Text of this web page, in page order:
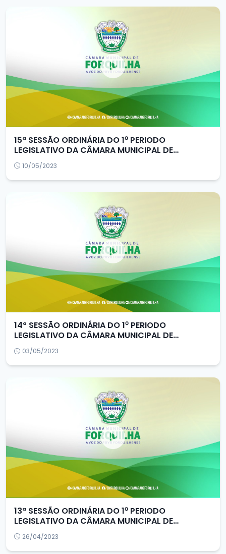
15ª SESSÃO ORDINÁRIA DO 1⁰ PERIODO
LEGISLATIVO DA CÂMARA MUNICIPAL DE
FORQUILHA/CE
10/05/2023
14ª SESSÃO ORDINÁRIA DO 1⁰ PERIODO
LEGISLATIVO DA CÂMARA MUNICIPAL DE
FORQUILHA/CE
03/05/2023
13ª SESSÃO ORDINÁRIA DO 1⁰ PERIODO
LEGISLATIVO DA CÂMARA MUNICIPAL DE
FORQUILHA/CE
26/04/2023